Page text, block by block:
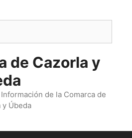
de Cazorla y
de la Comarca de
y Úbeda